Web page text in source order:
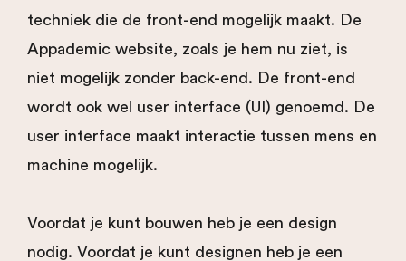
techniek die de front-end mogelijk maakt. De
Appademic website, zoals je hem nu ziet, is
niet mogelijk zonder back-end. De front-end
wordt ook wel user interface (UI) genoemd. De
user interface maakt interactie tussen mens en
machine mogelijk.
Voordat je kunt bouwen heb je een design
nodig. Voordat je kunt designen heb je een